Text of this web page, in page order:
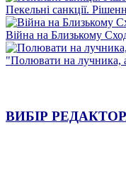
Пекельні санкції.
Війна на Близькому
"Полювати на лучника,
ВИБІР